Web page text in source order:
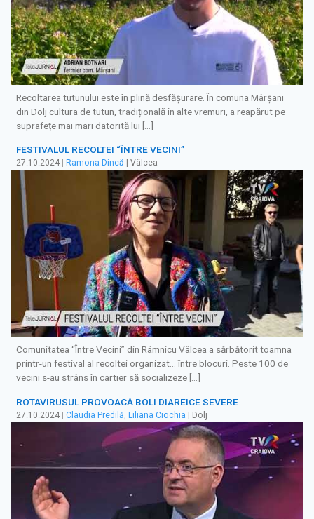
Recoltarea tutunului este în plină desfășurare. În comuna Mârșani
din Dolj cultura de tutun, tradițională în alte vremuri, a reapărut pe
suprafețe mai mari datorită lui […]
FESTIVALUL RECOLTEI “ÎNTRE VECINI”
27.10.2024 Ramona Dincă | Vâlcea
Comunitatea “Între Vecini” din Râmnicu Vâlcea a sărbătorit toamna
printr-un festival al recoltei organizat… între blocuri. Peste 100 de
vecini s-au strâns în cartier să socializeze […]
ROTAVIRUSUL PROVOACĂ BOLI DIAREICE SEVERE
27.10.2024 | Claudia Predilă Liliana Ciochia | Dolj